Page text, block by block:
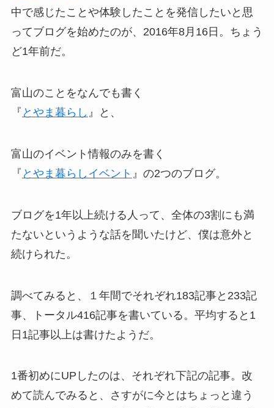
中で感じたことや体験したことを発信したいと思
ってブログを始めたのが、2016年8月16日。ちょう
ど1年前だ。
富山のことをなんでも書く
『 とやま暮らし 』と、
富山のイベント情報のみを書く
『 とやま暮らしイベント 』の2つのブログ。
ブログを1年以上続ける人って、全体の3割にも満
たないというような話を聞いたけど、僕は意外と
続けられた。
調べてみると、１年間でそれぞれ183記事と233記
事、トータル416記事を書いている。平均すると1
日1記事以上は書けたようだ。
1番初めにUPしたのは、それぞれ下記の記事。改
めて読んでみると、さすがに今とはちょっと違う